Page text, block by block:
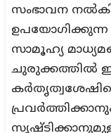
സംഭാവന
ഉപയോഗിക്കുന്ന
സാമൂഹ്യ
ചുരുക്കത്തിൽ
കർതൃത്വശേഷിയെ